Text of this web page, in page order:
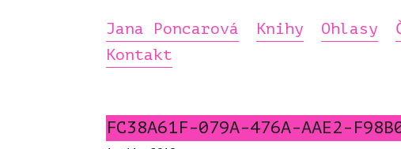
Jana Poncarová Knihy Ohlasy
Kontakt
FC38A61F-079A-476A-AAE2-